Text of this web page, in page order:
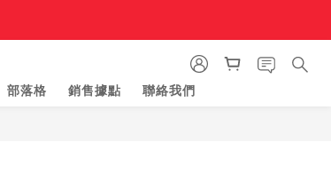
部落格 銷售據點 聯絡我們